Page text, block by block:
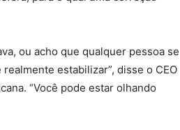
ou acho que qualquer pessoa se
estabilizar”, disse o CEO
“Você pode estar olhando